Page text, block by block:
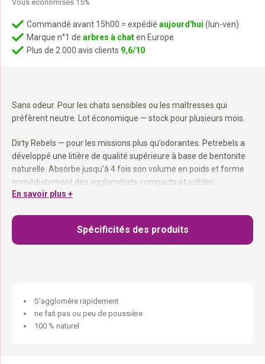
Sans odeur. Pour les chats sensibles ou les maîtresses qui
préfèrent neutre. Lot économique — stock pour plusieurs mois.
Dirty Rebels — pour les missions plus qu’odorantes. Petrebels a
développé une litière de qualité supérieure à base de bentonite
naturelle. Absorbe jusqu’à 4 fois son volume en poids et forme
immédiatement des agglomérats compacts et solides.
à ramasser.
Absorbe 4× son poids :Très économique à l’usage.
100% naturelle :Sans poussière, sans produits chimiques
Elle fait ses besoins. Tu gères. Tout le monde est content.
En savoir plus +
était :
€198,-.
est :
€169,-.
Vous économises 15%
Commandé avant 15h00 = expédié aujourd'hui (lun-ven)
Marque n°1 de arbres à chaten Europe
Plus de 2 000 avis clients 9,6/10
Spécificités des produits
S'agglomère rapidement
ne fait pas ou peu de poussière
100 % naturel